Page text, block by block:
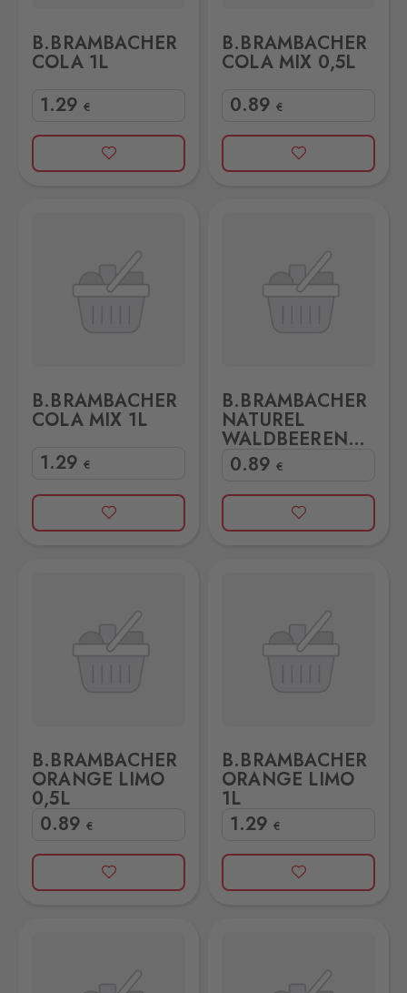
B.BRAMBACHER
COLA 1L
1.29 €
B.BRAMBACHER
COLA MIX 0,5L
0.89 €
B.BRAMBACHER
COLA MIX 1L
1.29 €
B.BRAMBACHER
NATUREL
WALDBEEREN
0,5L
0.89 €
B.BRAMBACHER
ORANGE LIMO
0,5L
0.89 €
B.BRAMBACHER
ORANGE LIMO
1L
1.29 €